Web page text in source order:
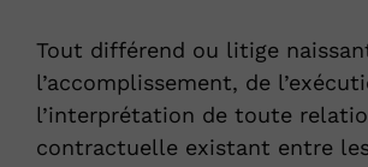
Tout différend ou litige
l’accomplissement, de
l’interprétation de toute
contractuelle existant entre